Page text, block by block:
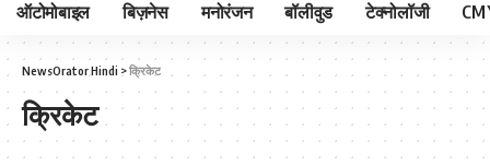
ऑटोमोबाइल बिज़नेस मनोरंजन बॉलीवुड टेक्नोलॉजी CM
NewsOrator Hindi >क्रिकेट
क्रिकेट